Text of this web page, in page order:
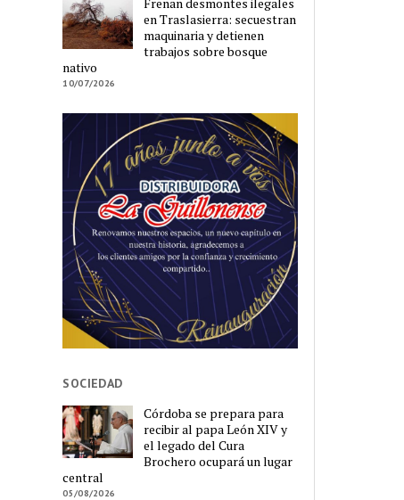
en Traslasierra: secuestran
maquinaria y detienen
trabajos sobre bosque
nativo
10/07/2026
SOCIEDAD
Córdoba se prepara para
recibir al papa León XIV y
el legado del Cura
Brochero ocupará un lugar
central
05/08/2026